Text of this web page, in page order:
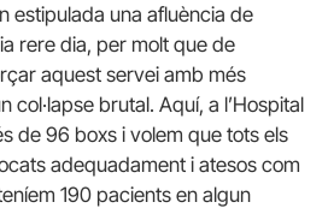
estipulada una afluència de
rere dia, per molt que de
aquest servei amb més
col·lapse brutal. Aquí, a l’Hospital
de 96 boxs i volem que tots els
adequadament i atesos com
190 pacients en algun